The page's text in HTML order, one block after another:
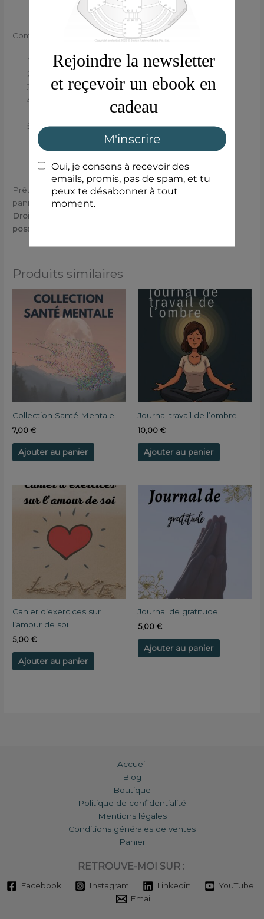
Comment l’utiliser ?
Télécharge le fichier immédiatement après achat
Choisis un moment calme (matin ou soir)
Laisse-toi guider par les questions et écris ce qui
Reviens-y chaque jour, même 3 lignes, c’est déjà
énorme
Prêt à faire ce petit pas vers toi-même ?Ajoute au
panier
et commence dès aujourd’hui.
Droits : Usage personnel uniquement, pas de revente
possible
Produits similaires
Collection Santé Mentale
7,00€
Ajouter au panier
Journal travail de l’ombre
10,00 €
Ajouter au panier
Cahier d’exercices sur
l’amour de soi
5,00€
Ajouter au panier
Journal de gratitude
5,00 €
Ajouter au panier
Accueil
Blog
Boutique
Politique de confidentialité
Mentions légales
Conditions générales de ventes
Panier
RETROUVE-MOI SUR :
Facebook Instagram Linkedin
YouTube
Email